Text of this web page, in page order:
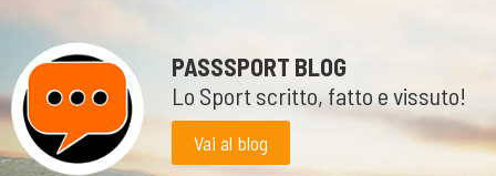
PASSSPORT BLOG
Lo Sport scritto, fatto e vissuto!
Vai al blog